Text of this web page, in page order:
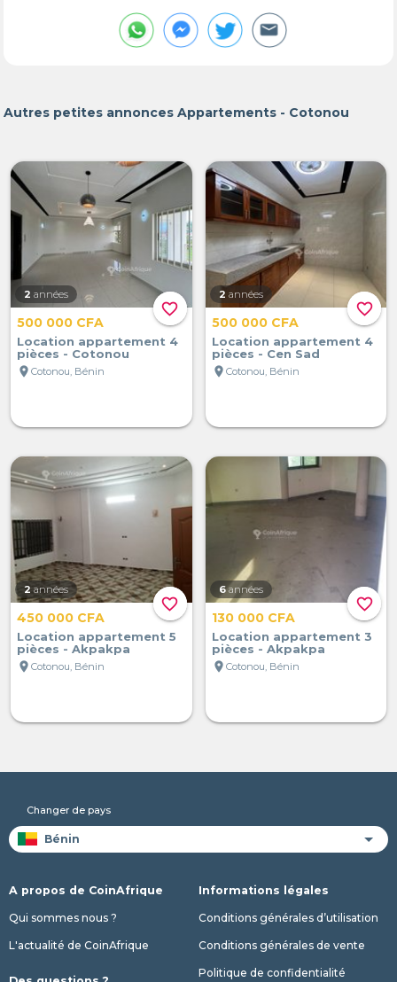
Autres petites annonces Appartements - Cotonou
favorite_border
2 années
500 000 CFA
Location appartement 4
pièces - Cotonou
location_on Cotonou, Bénin
favorite_border
2 années
500 000 CFA
Location appartement 4
pièces - Cen Sad
location_on Cotonou, Bénin
favorite_border
2 années
450 000 CFA
Location appartement 5
pièces - Akpakpa
location_on Cotonou, Bénin
favorite_border
6 années
130 000 CFA
Location appartement 3
pièces - Akpakpa
location_on Cotonou, Bénin
Changer de pays
A propos de CoinAfrique
Qui sommes nous ?
L'actualité de CoinAfrique
Informations légales
Conditions générales d’utilisation
Conditions générales de vente
Politique de confidentialité